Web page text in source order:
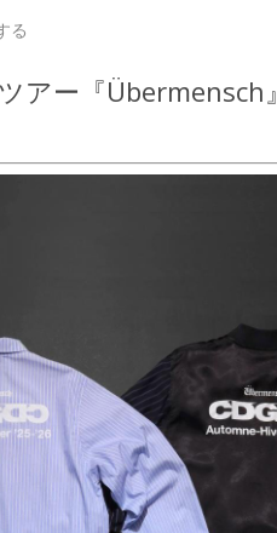
る
アー『Übermensch